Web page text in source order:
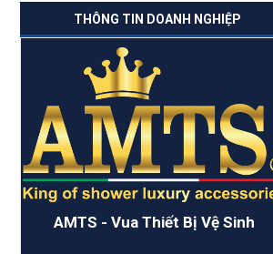
THÔNG TIN DOANH NGHIỆP
AMTS - Vua Thiết Bị Vệ Sinh